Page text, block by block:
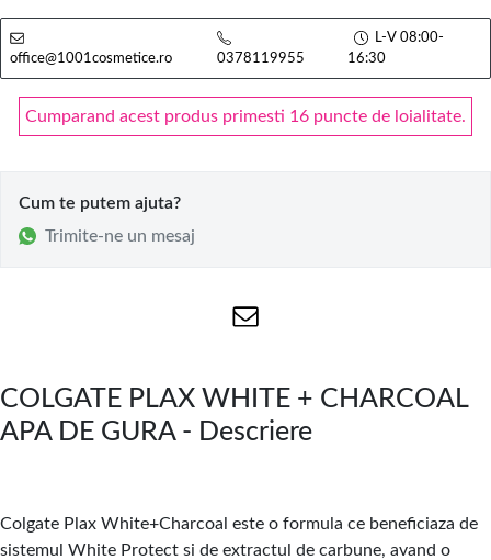
office@1001cosmetice.ro 0378119955
L-V 08:00-
16:30
Cumparand acest produs primesti 16 puncte de loialitate.
Cum te putem ajuta?
Trimite-ne un mesaj
COLGATE PLAX WHITE + CHARCOAL
APA DE GURA - Descriere
Colgate Plax White+Charcoal este o formula ce beneficiaza de
sistemul White Protect si de extractul de carbune, avand o